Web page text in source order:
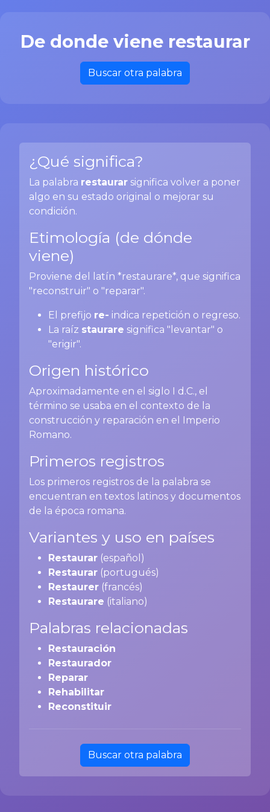
De donde viene restaurar
Buscar otra palabra
¿Qué significa?
La palabra restaurar significa volver a poner
algo en su estado original o mejorar su
condición.
Etimología (de dónde
viene)
Proviene del latín *restaurare*, que significa
"reconstruir" o "reparar".
El prefijo re- indica repetición o regreso.
La raíz staurare significa "levantar" o
"erigir".
Origen histórico
Aproximadamente en el siglo I d.C., el
término se usaba en el contexto de la
construcción y reparación en el Imperio
Romano.
Primeros registros
Los primeros registros de la palabra se
encuentran en textos latinos y documentos
de la época romana.
Variantes y uso en países
Restaurar (español)
Restaurar (portugués)
Restaurer (francés)
Restaurare (italiano)
Palabras relacionadas
Restauración
Restaurador
Reparar
Rehabilitar
Reconstituir
Buscar otra palabra